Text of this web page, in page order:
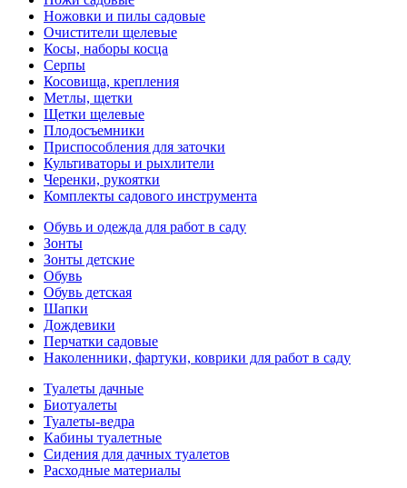
Ножовки и пилы садовые
Очистители щелевые
Косы, наборы косца
Серпы
Косовища, крепления
Метлы, щетки
Щетки щелевые
Плодосъемники
Приспособления для заточки
Культиваторы и рыхлители
Черенки, рукоятки
Комплекты садового инструмента
Обувь и одежда для работ в саду
Зонты
Зонты детские
Обувь
Обувь детская
Шапки
Дождевики
Перчатки садовые
Наколенники, фартуки, коврики для работ в саду
Туалеты дачные
Биотуалеты
Туалеты-ведра
Кабины туалетные
Сидения для дачных туалетов
Расходные материалы